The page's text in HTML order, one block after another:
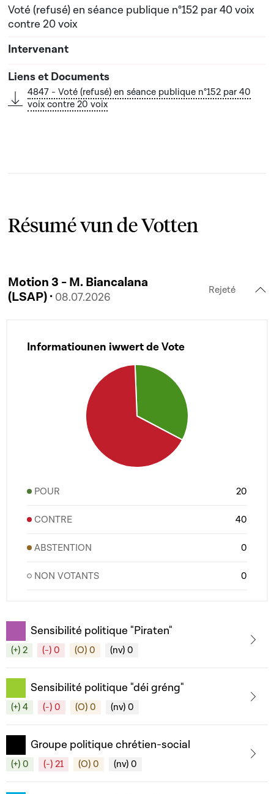
Voté (refusé) en séance publique n°152 par 40 voix
contre 20 voix
4847 - Voté (refusé) en séance publique n°152 par 40
voix contre 20 voix
Résumé vun de Votten
Motion 3 - M. Biancalana
(LSAP) · 08.07.2026
Rejeté
Informatiounen iwwert de Vote
POUR 20
CONTRE 40
ABSTENTION 0
NON VOTANTS 0
Sensibilité politique "Piraten"
(+) 2 (-) 0 (O) 0 (nv) 0
Sensibilité politique "déi gréng"
(+) 4 (-) 0 (O) 0 (nv) 0
Groupe politique chrétien-social
(+) 0 (-) 21 (O) 0 (nv) 0